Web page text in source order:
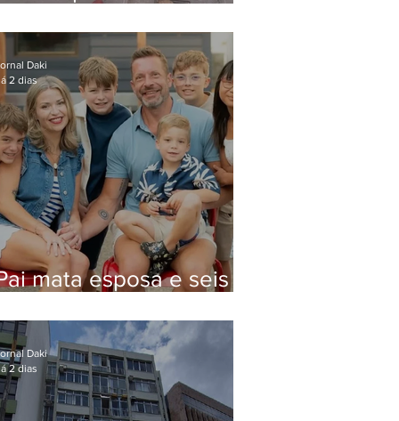
de Niterói
mata esposa e seis
Daki
2 dias
Daki
2 dias